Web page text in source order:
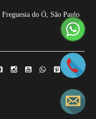
do Ó, São Paulo